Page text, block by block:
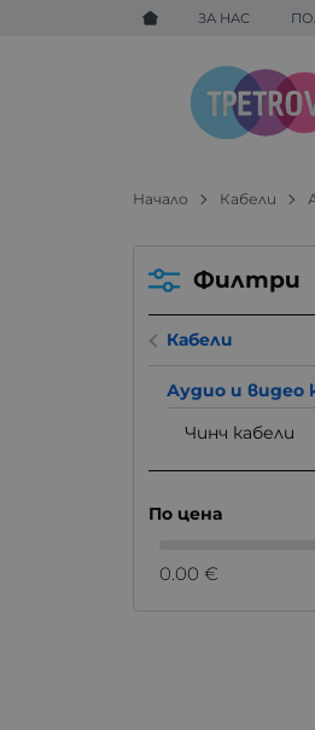
ЗА НАС
Начало Кабели
Филтри
Кабели
Аудио и видео
Чинч кабели
По цена
0.00 €